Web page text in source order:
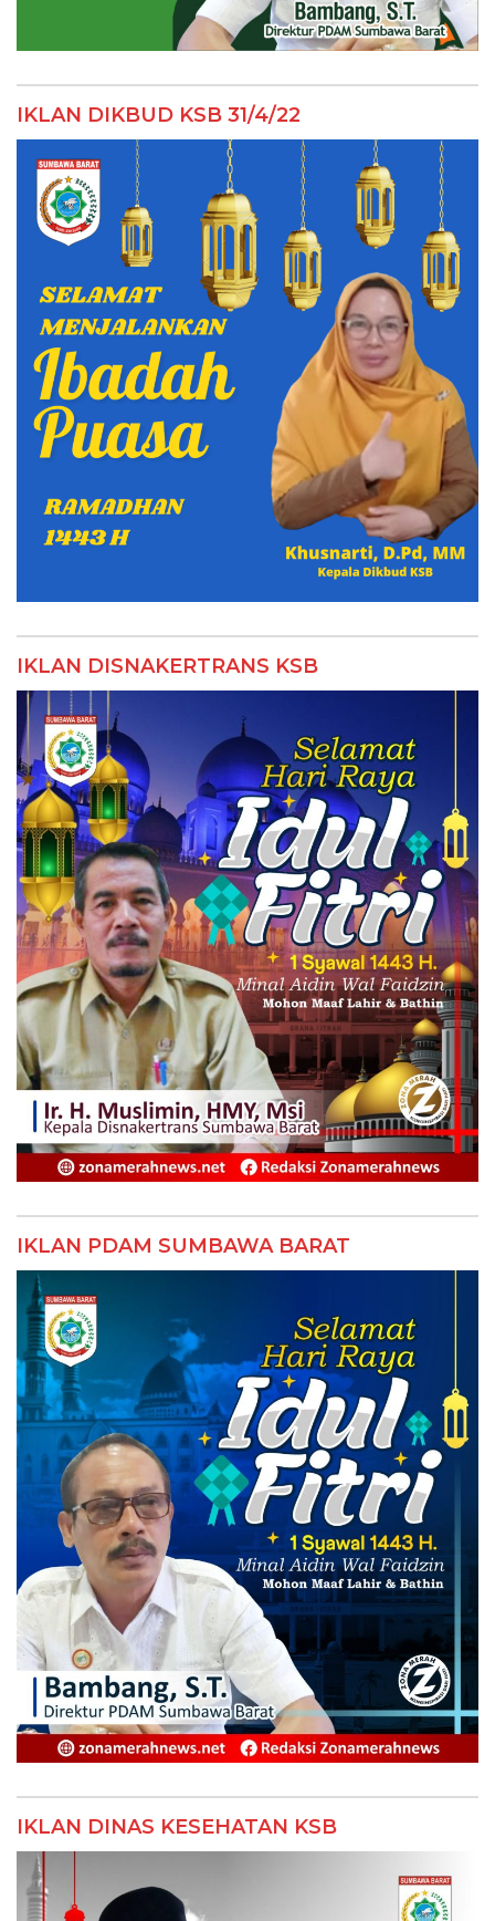
IKLAN DIKBUD KSB 31/4/22
IKLAN DISNAKERTRANS KSB
IKLAN PDAM SUMBAWA BARAT
IKLAN DINAS KESEHATAN KSB